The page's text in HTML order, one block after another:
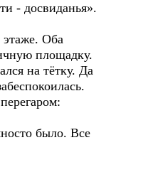
- досвиданья».
этаже. Оба
площадку.
на тётку. Да
было. Все